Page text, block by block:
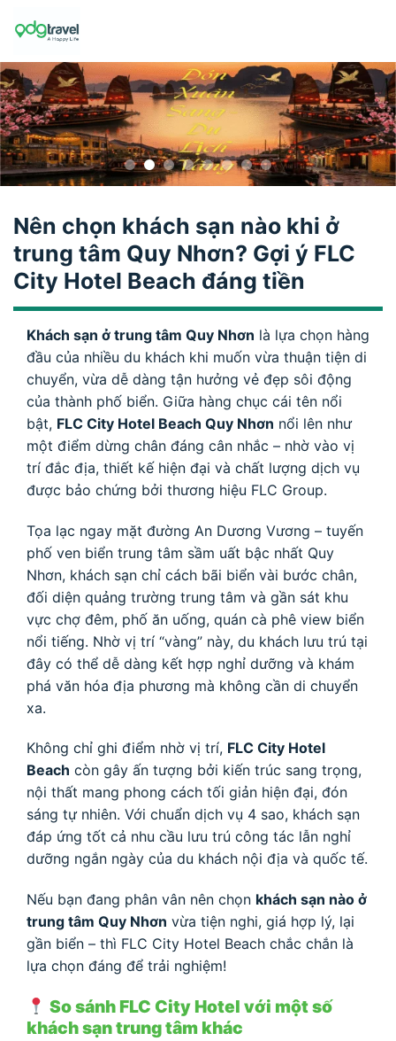
Nên chọn khách sạn nào khi ở
trung tâm Quy Nhơn? Gợi ý FLC
City Hotel Beach đáng tiền
Khách sạn ở trung tâm Quy Nhơn là lựa chọn hàng
đầu của nhiều du khách khi muốn vừa thuận tiện di
chuyển, vừa dễ dàng tận hưởng vẻ đẹp sôi động
của thành phố biển. Giữa hàng chục cái tên nổi
bật, FLC City Hotel Beach Quy Nhơn nổi lên như
một điểm dừng chân đáng cân nhắc – nhờ vào vị
trí đắc địa, thiết kế hiện đại và chất lượng dịch vụ
được bảo chứng bởi thương hiệu FLC Group.
Tọa lạc ngay mặt đường An Dương Vương – tuyến
phố ven biển trung tâm sầm uất bậc nhất Quy
Nhơn, khách sạn chỉ cách bãi biển vài bước chân,
đối diện quảng trường trung tâm và gần sát khu
vực chợ đêm, phố ăn uống, quán cà phê view biển
nổi tiếng. Nhờ vị trí “vàng” này, du khách lưu trú tại
đây có thể dễ dàng kết hợp nghỉ dưỡng và khám
phá văn hóa địa phương mà không cần di chuyển
xa.
Không chỉ ghi điểm nhờ vị trí, FLC City Hotel
Beach còn gây ấn tượng bởi kiến trúc sang trọng,
nội thất mang phong cách tối giản hiện đại, đón
sáng tự nhiên. Với chuẩn dịch vụ 4 sao, khách sạn
đáp ứng tốt cả nhu cầu lưu trú công tác lẫn nghỉ
dưỡng ngắn ngày của du khách nội địa và quốc tế.
Nếu bạn đang phân vân nên chọn khách sạn nào ở
trung tâm Quy Nhơn vừa tiện nghi, giá hợp lý, lại
gần biển – thì FLC City Hotel Beach chắc chắn là
lựa chọn đáng để trải nghiệm!
So sánh FLC City Hotel với một số
khách sạn trung tâm khác